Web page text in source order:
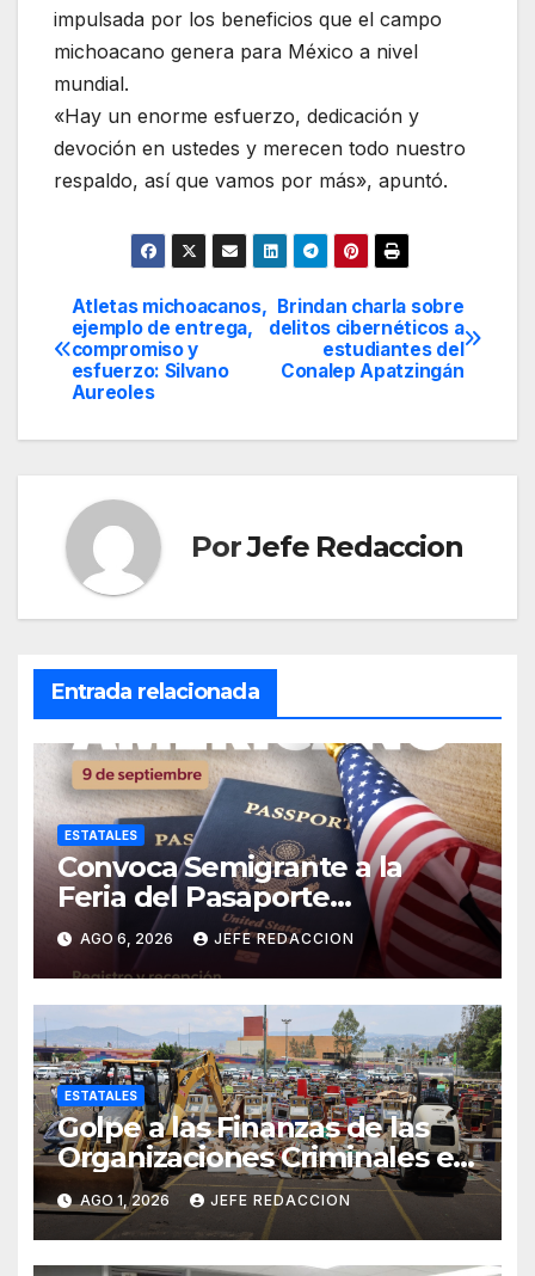
impulsada por los beneficios que el campo
michoacano genera para México a nivel
mundial.
«Hay un enorme esfuerzo, dedicación y
devoción en ustedes y merecen todo nuestro
respaldo, así que vamos por más», apuntó.
Navegación
de
Brindan charla sobre
delitos cibernéticos a
estudiantes del
Conalep Apatzingán
Atletas michoacanos,
ejemplo de entrega,
compromiso y
esfuerzo: Silvano
Aureoles
PorJefe Redaccion
Entrada relacionada
ESTATALES
Convoca Semigrante a la
Feria del Pasaporte
Estadounidense 2026
AGO 6, 2026 JEFE REDACCION
ESTATALES
Golpe a las Finanzas de las
Organizaciones Criminales en
Operativos
Interinstitucionales
AGO 1, 2026 JEFE REDACCION